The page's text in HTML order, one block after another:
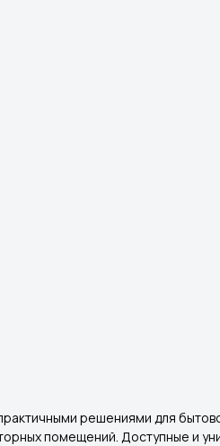
решениями для
помещений. Доступные и